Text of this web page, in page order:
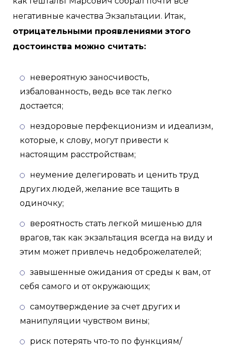
негативные качества Экзальтации. Итак,
отрицательными проявлениями этого
достоинства можно считать:
невероятную заносчивость,
избалованность, ведь все так легко
достается;
нездоровые перфекционизм и идеализм,
которые, к слову, могут привести к
настоящим расстройствам;
неумение делегировать и ценить труд
других людей, желание все тащить в
одиночку;
вероятность стать легкой мишенью для
врагов, так как экзальтация всегда на виду и
этим может привлечь недоброжелателей;
завышенные ожидания от среды к вам, от
себя самого и от окружающих;
самоутверждение за счет других и
манипуляции чувством вины;
риск потерять что-то по функциям/